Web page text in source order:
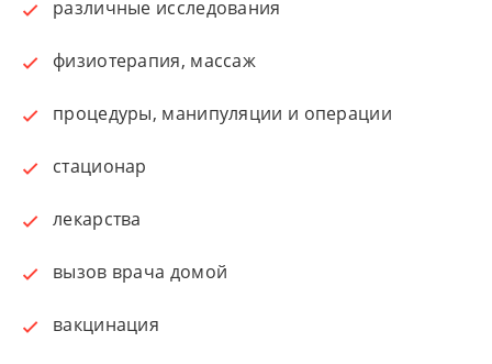
различные исследования
физиотерапия, массаж
процедуры, манипуляции и операции
стационар
лекарства
вызов врача домой
вакцинация